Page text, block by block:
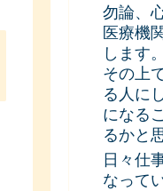
勿論、
医療機
します。
その上
る人に
になる
るかと
日々仕
なって